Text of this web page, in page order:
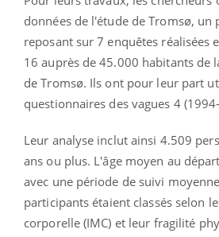
données de l'étude de Tromsø,
reposant sur 7 enquêtes réalisées
16 auprès de 45.000 habitants de
de Tromsø. Ils ont pour leur part
questionnaires des vagues 4
Leur analyse inclut ainsi 4.509
ans ou plus. L'âge moyen au
avec une période de suivi
participants étaient classés selon
corporelle (IMC) et leur fragilité